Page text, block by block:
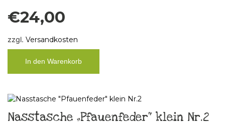
€24,00
zzgl. Versandkosten
In den Warenkorb
Nasstasche „Pfauenfeder“ klein Nr.2